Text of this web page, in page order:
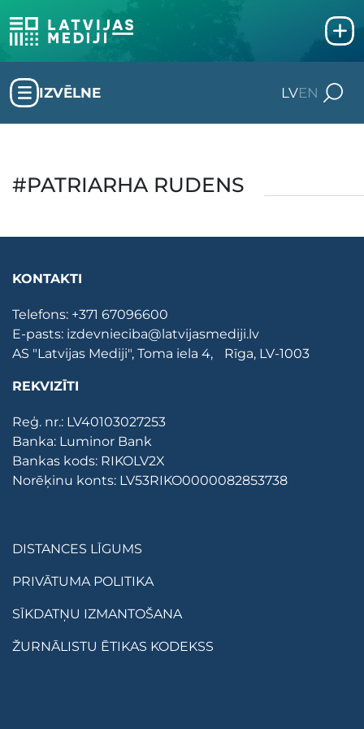
IZVĒLNE LVEN
#PATRIARHA RUDENS
KONTAKTI
Telefons: +371 67096600
E-pasts: izdevnieciba@latvijasmediji.lv
AS "Latvijas Mediji", Toma iela 4, Rīga, LV-1003
REKVIZĪTI
Reģ. nr.: LV40103027253
Banka: Luminor Bank
Bankas kods: RIKOLV2X
Norēķinu konts: LV53RIKO0000082853738
DISTANCES LĪGUMS
PRIVĀTUMA POLITIKA
SĪKDATŅU IZMANTOŠANA
ŽURNĀLISTU ĒTIKAS KODEKSS